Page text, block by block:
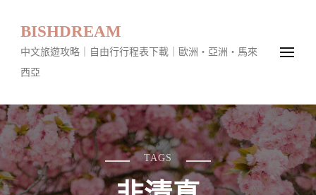
BISHDREAM
中文旅遊攻略｜自由行行程表下載｜歐洲・亞洲・馬來
西亞
TAGS